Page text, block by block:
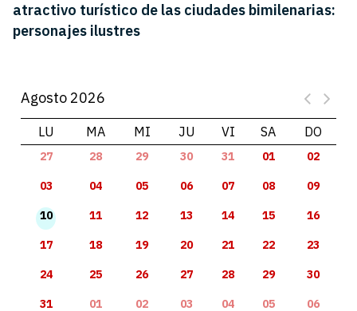
atractivo turístico de las ciudades bimilenarias:
personajes ilustres
Agosto 2026
LU MA MI JU VI SA DO
27 28 29 30 31 01 02
03 04 05 06 07 08 09
10 11 12 13 14 15 16
17 18 19 20 21 22 23
24 25 26 27 28 29 30
31 01 02 03 04 05 06